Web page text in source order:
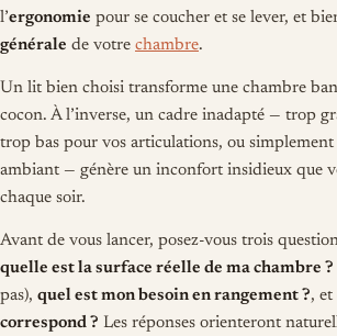
l’ergonomie pour se coucher et se lever, et
générale de votre chambre.
Un lit bien choisi transforme une chambre
cocon. À l’inverse, un cadre inadapté — trop
trop bas pour vos articulations, ou simplement
ambiant — génère un inconfort insidieux que
chaque soir.
Avant de vous lancer, posez-vous trois
quelle est la surface réelle de ma chambre ?
pas), quel est mon besoin en rangement ?, et
correspond ? Les réponses orienteront